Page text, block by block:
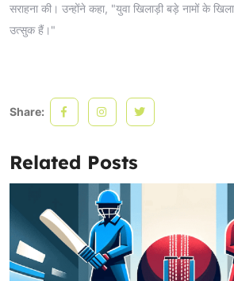
सराहना की। उन्होंने कहा, "युवा खिलाड़ी बड़े नामों के
उत्सुक हैं।"
Share:
Related Posts